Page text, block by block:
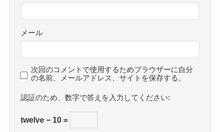
メール
次回のコメントで使用するためブラウザーに自分
の名前、メールアドレス、サイトを保存する。
数字で答えを入力してください:
twelve − 10 =